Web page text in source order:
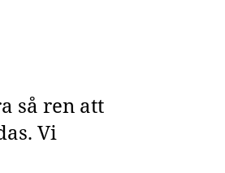
så ren att
Vi